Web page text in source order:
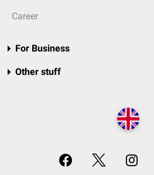
Career
For Business
Other stuff